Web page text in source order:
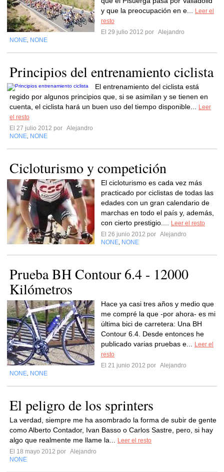
y que la preocupación en e...
Leer el
resto
El 29 julio 2012 por Alejandro
NONE NONE
Principios del entrenamiento ciclista
El entrenamiento del ciclista está
regido por algunos principios que, si se asimilan y se tienen en
cuenta, el ciclista hará un buen uso del tiempo disponible...
Leer
el resto
El 27 julio 2012 por Alejandro
NONE NONE
Cicloturismo y competición
El cicloturismo es cada vez más
practicado por ciclistas de todas las
edades con un gran calendario de
marchas en todo el país y, además,
con cierto prestigio....
Leer el resto
El 26 junio 2012 por Alejandro
NONE NONE
Prueba BH Contour 6.4 - 12000
Kilómetros
Hace ya casi tres años y medio que
me compré la que -por ahora- es mi
última bici de carretera: Una BH
Contour 6.4. Desde entonces he
publicado varias pruebas e...
Leer el
resto
El 21 junio 2012 por Alejandro
NONE NONE
El peligro de los sprinters
La verdad, siempre me ha asombrado la forma de subir de gente
como Alberto Contador, Ivan Basso o Carlos Sastre, pero, si hay
algo que realmente me llame la...
Leer el resto
El 18 mayo 2012 por Alejandro
NONE